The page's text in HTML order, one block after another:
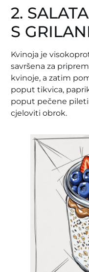
2.
S
Kvinoja je
savršena za
kvinoje, a zatim
poput tikvica,
poput pečene
cjeloviti obrok.